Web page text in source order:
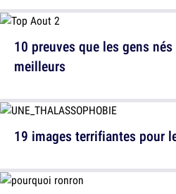
19 images terrifiantes pour
10 preuves que les gens
meilleurs